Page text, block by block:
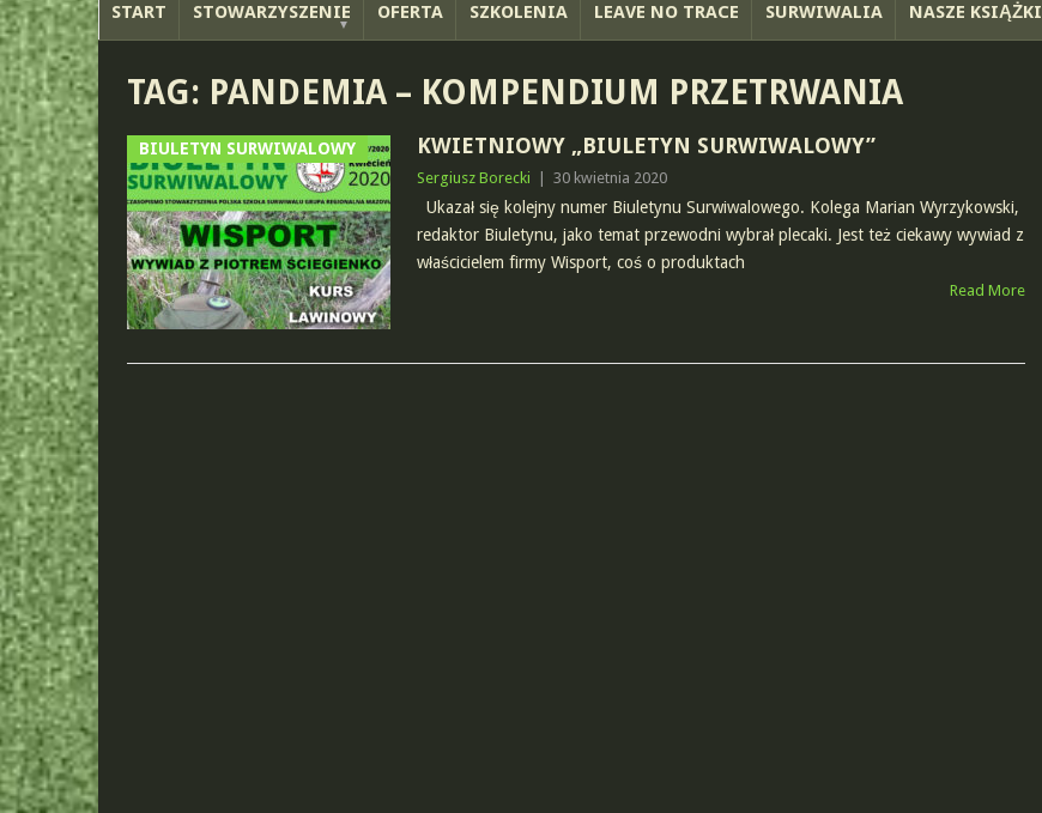
START STOWARZYSZENIE OFERTA SZKOLENIA LEAVE NO TRACE SURWIWALIA NASZE KSIĄŻKI
TAG: PANDEMIA – KOMPENDIUM PRZETRWANIA
BIULETYN SURWIWALOWY KWIETNIOWY „BIULETYN SURWIWALOWY”
Sergiusz Borecki 30 kwietnia 2020
Ukazał się kolejny numer Biuletynu Surwiwalowego. Kolega Marian Wyrzykowski,
redaktor Biuletynu, jako temat przewodni wybrał plecaki. Jest też ciekawy wywiad z
właścicielem firmy Wisport, coś o produktach
Read More